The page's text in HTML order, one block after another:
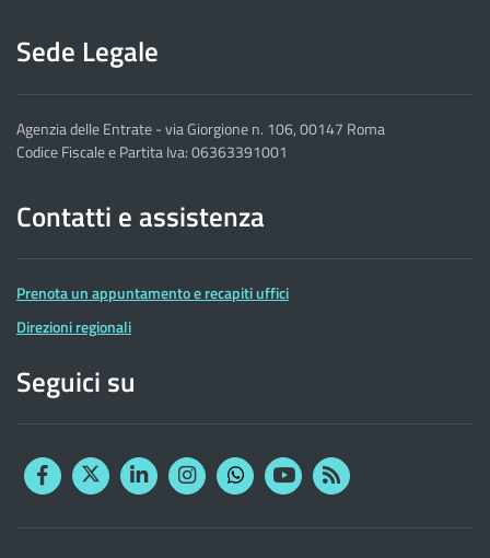
Sede Legale
Agenzia delle Entrate - via Giorgione n. 106, 00147 Roma
Codice Fiscale e Partita Iva: 06363391001
Contatti e assistenza
Prenota un appuntamento e recapiti uffici
Direzioni regionali
Seguici su
FacebookTwitterLinkedinInstagram
YouTubeRSS